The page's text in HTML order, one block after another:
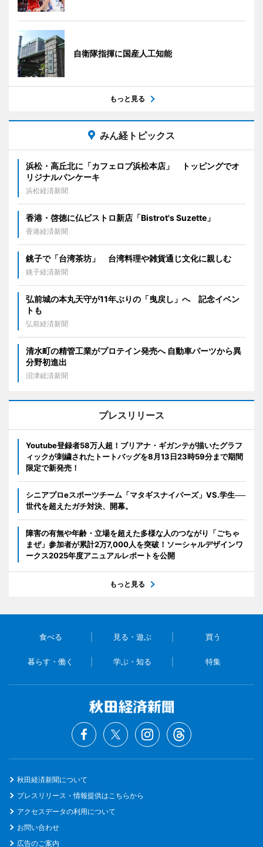
自衛隊指揮に国産人工知能
もっと見る
みん経トピックス
浜松・高丘北に「カフェロブ浜松本店」 トッピングでオ
リジナルパンケーキ
浜松経済新聞
香港・啓徳に仏ビストロ新店「Bistrot's Suzette」
香港経済新聞
銚子で「台湾茶坊」 台湾料理や雑貨通じ文化に親しむ
銚子経済新聞
弘前城の本丸天守が11年ぶりの「曳戻し」へ 記念イベン
トも
弘前経済新聞
清水町の精管工業がプロテイン発売へ 自動車パーツから異
分野初進出
沼津経済新聞
プレスリリース
Youtube登録者58万人超！ブリアナ・ギガンテが描いたグラフ
ィックが刺繍されたトートバッグを8月13日23時59分まで期間
限定で新発売！
シニアプロeスポーツチーム「マタギスナイパーズ」VS.学生──
世代を超えたガチ対決、開幕。
障害の有無や年齢・立場を超えた多様な人のつながり「ごちゃ
まぜ」参加者が累計2万7,000人を突破！ソーシャルデザインワ
ークス2025年度アニュアルレポートを公開
もっと見る
食べる 見る・遊ぶ 買う
暮らす・働く 学ぶ・知る 特集
秋田経済新聞について
プレスリリース・情報提供はこちらから
アクセスデータの利用について
お問い合わせ
広告のご案内